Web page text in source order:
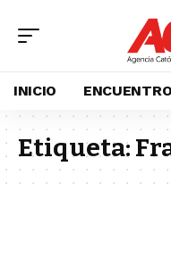
INICIO
Etiqueta: